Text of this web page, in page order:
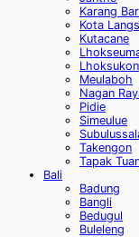
Karang
Kota
Kutacane
Lhoksukon
Meulaboh
Nagan
Pidie
Simeulue
Takengon
Tapak
Bali
Badung
Bangli
Bedugul
Buleleng